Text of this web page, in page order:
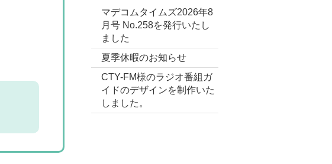
マデコムタイムズ2026年8
月号 No.258を発行いたし
ました
夏季休暇のお知らせ
CTY-FM様のラジオ番組ガ
イドのデザインを制作いた
しました。